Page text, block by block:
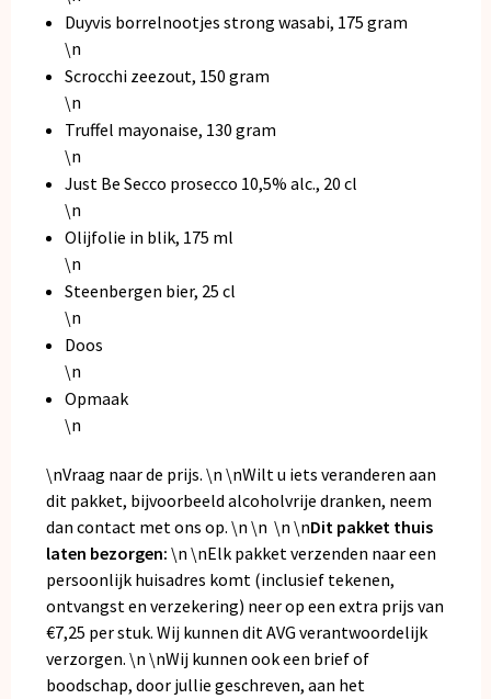
Duyvis borrelnootjes strong wasabi, 175 gram
\n
Scrocchi zeezout, 150 gram
\n
Truffel mayonaise, 130 gram
\n
Just Be Secco prosecco 10,5% alc., 20 cl
\n
Olijfolie in blik, 175 ml
\n
Steenbergen bier, 25 cl
\n
Doos
\n
Opmaak
\n
\nVraag naar de prijs. \n \nWilt u iets veranderen aan
dit pakket, bijvoorbeeld alcoholvrije dranken, neem
dan contact met ons op. \n \n \n \nDit pakket thuis
laten bezorgen: \n \nElk pakket verzenden naar een
persoonlijk huisadres komt (inclusief tekenen,
ontvangst en verzekering) neer op een extra prijs van
€7,25 per stuk. Wij kunnen dit AVG verantwoordelijk
verzorgen. \n \nWij kunnen ook een brief of
boodschap, door jullie geschreven, aan het